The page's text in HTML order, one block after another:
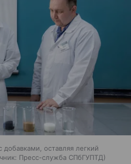
оставляя легкий
Пресс-служба СПбГУПТД